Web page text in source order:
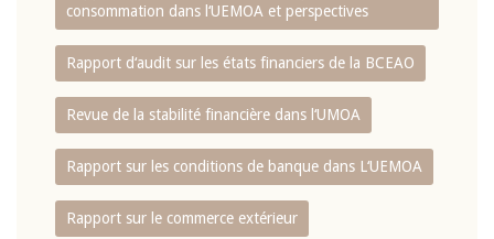
consommation dans l‘UEMOA et perspectives
Rapport d‘audit sur les états financiers de la BCEAO
Revue de la stabilité financière dans l‘UMOA
Rapport sur les conditions de banque dans L‘UEMOA
Rapport sur le commerce extérieur